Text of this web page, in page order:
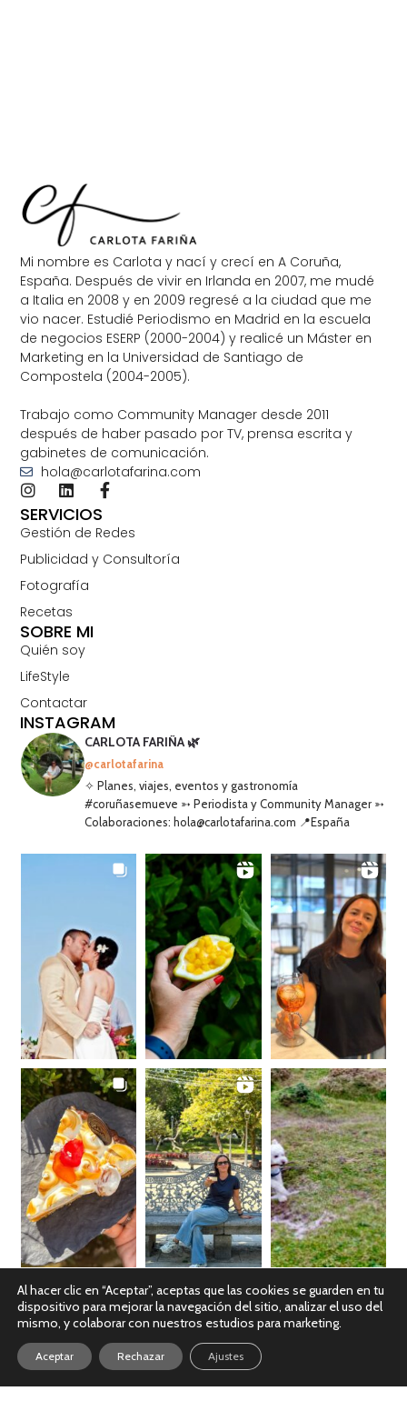
Mi nombre es Carlota y nací y crecí en A Coruña,
España. Después de vivir en Irlanda en 2007, me mudé
a Italia en 2008 y en 2009 regresé a la ciudad que me
vio nacer. Estudié Periodismo en Madrid en la escuela
de negocios ESERP (2000-2004) y realicé un Máster en
Marketing en la Universidad de Santiago de
Compostela (2004-2005).
Trabajo como Community Manager desde 2011
después de haber pasado por TV, prensa escrita y
gabinetes de comunicación.
hola@carlotafarina.com
SOBRE MI
Quién soy
LifeStyle
Contactar
SERVICIOS
Gestión de Redes
Publicidad y Consultoría
Fotografía
Recetas
INSTAGRAM
CARLOTA FARIÑA 🌿
@carlotafarina
✧ Planes, viajes, eventos y gastronomía
#coruñasemueve ➳ Periodista y Community Manager ➳
Colaboraciones: hola@carlotafarina.com 📍España
Ver en Instagram
Al hacer clic en “Aceptar”, aceptas que las cookies se guarden en tu
dispositivo para mejorar la navegación del sitio, analizar el uso del
mismo, y colaborar con nuestros estudios para marketing.
Aceptar Rechazar Ajustes